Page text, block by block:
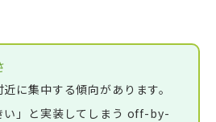
に集中する傾向があります。
い」と実装してしまう off-by-